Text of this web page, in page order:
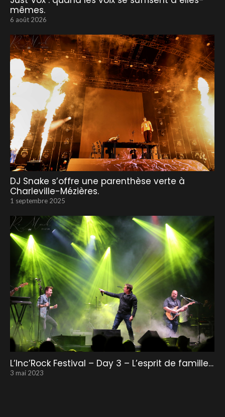
mêmes.
6 août 2026
DJ Snake s’offre une parenthèse verte à
Charleville-Mézières.
1 septembre 2025
L’Inc’Rock Festival – Day 3 – L’esprit de famille…
3 mai 2023